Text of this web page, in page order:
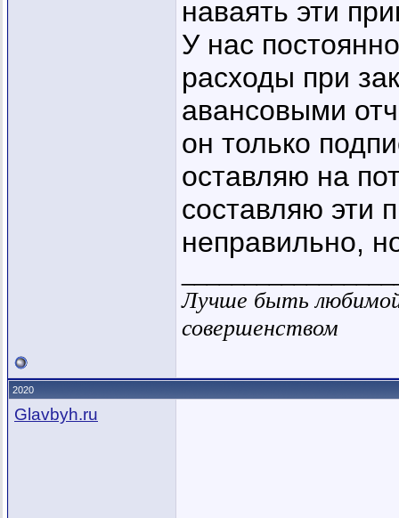
наваять эти
У нас
расходы при
авансовыми
он только
оставляю на
составляю эти
неправильно,
Лучше быть
совершенством
2020
Glavbyh.ru